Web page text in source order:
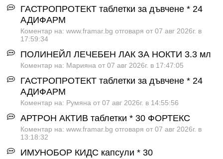
ГАСТРОПРОТЕКТ таблетки за дъвчене * 24
АДИФАРМ
Коментар на: www.framar.bg отговаря от 07 авг 2026г. в
17:59:34
ПОЛИНЕЙЛ ЛЕЧЕБЕН ЛАК ЗА НОКТИ 3.3 мл
Коментар на: Марияна от 07 авг 2026г. в 17:47:05
ГАСТРОПРОТЕКТ таблетки за дъвчене * 24
АДИФАРМ
Коментар на: Румяна от 07 авг 2026г. в 14:55:56
АРТРОН АКТИВ таблетки * 30 ФОРТЕКС
Коментар на: www.framar.bg отговаря от 07 авг 2026г. в
13:18:32
ИМУНОБОР КИДС капсули * 30